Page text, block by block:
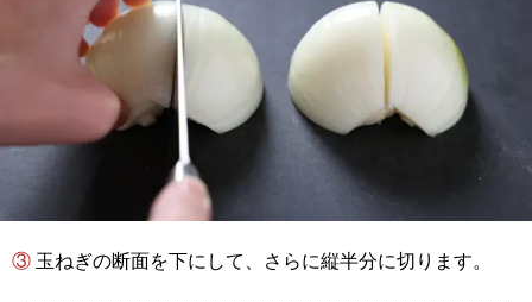
③ 玉ねぎの断面を下にして、さらに縦半分に切ります。